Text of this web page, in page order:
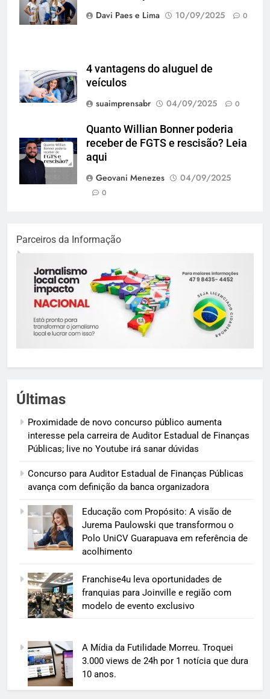
Davi Paes e Lima
10/09/2025 0
4 vantagens do aluguel de
veículos
suaimprensabr
04/09/2025 0
Quanto Willian Bonner poderia
receber de FGTS e rescisão? Leia
aqui
Geovani Menezes
04/09/2025
0
Parceiros da Informação
Últimas
Proximidade de novo concurso público aumenta
interesse pela carreira de Auditor Estadual de Finanças
Públicas; live no Youtube irá sanar dúvidas
Concurso para Auditor Estadual de Finanças Públicas
avança com definição da banca organizadora
Educação com Propósito: A visão de
Jurema Paulowski que transformou o
Polo UniCV Guarapuava em referência de
acolhimento
Franchise4u leva oportunidades de
franquias para Joinville e região com
modelo de evento exclusivo
A Mídia da Futilidade Morreu. Troquei
3.000 views de 24h por 1 notícia que dura
10 anos.